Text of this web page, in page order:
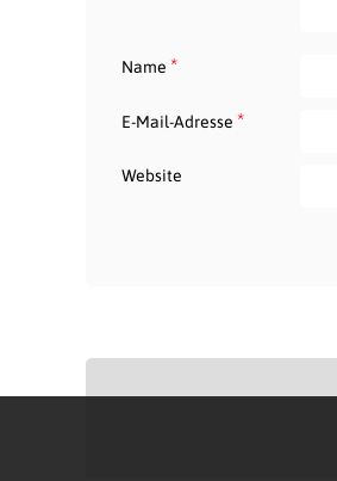
Name *
E-Mail-Adresse *
Website